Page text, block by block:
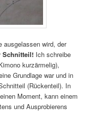
ausgelassen wird, der
Schnitteil! Ich schreibe
kurzärmelig),
Grundlage war und in
(Rückenteil). In
Moment, kann einem
und Ausprobierens